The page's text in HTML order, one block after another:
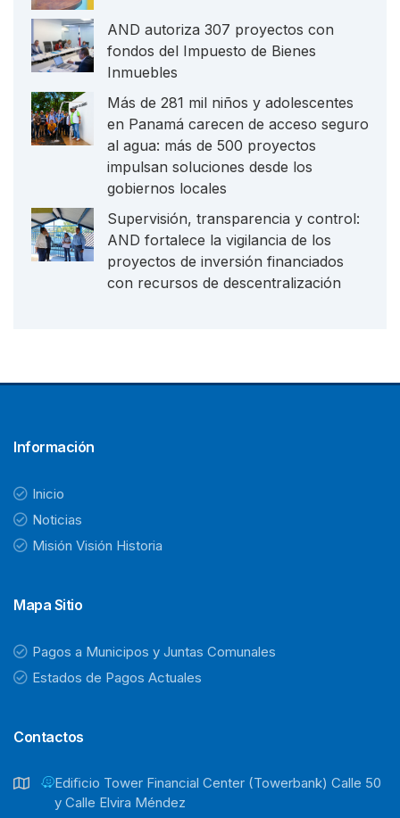
AND autoriza 307 proyectos con
fondos del Impuesto de Bienes
Inmuebles
Más de 281 mil niños y adolescentes
en Panamá carecen de acceso seguro
al agua: más de 500 proyectos
impulsan soluciones desde los
gobiernos locales
Supervisión, transparencia y control:
AND fortalece la vigilancia de los
proyectos de inversión financiados
con recursos de descentralización
Información
Inicio
Noticias
Misión Visión Historia
Mapa Sitio
Pagos a Municipos y Juntas Comunales
Estados de Pagos Actuales
Contactos
Ediﬁcio Tower Financial Center (Towerbank) Calle 50
y Calle Elvira Méndez